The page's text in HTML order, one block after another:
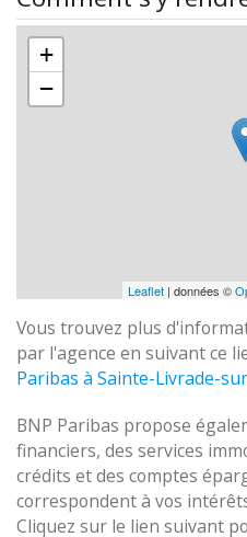
+
−
Leaflet | données ©
Vous trouvez plus
par l'agence en suivant ce
Paribas à Sainte-Livrade-
BNP Paribas propose
financiers, des services
crédits et des comptes
correspondent à vos
Cliquez sur le lien suivant